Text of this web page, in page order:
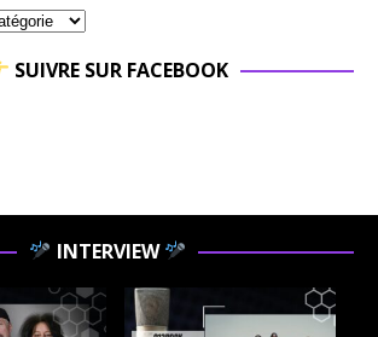
SUIVRE SUR FACEBOOK
INTERVIEW